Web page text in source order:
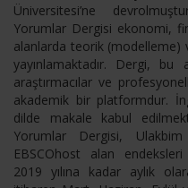
Üniversitesi’ne
Yorumlar Dergisi ekonomi,
alanlarda teorik (modelleme)
yayınlamaktadır. Dergi, bu
araştırmacılar ve
akademik bir platformdur.
dilde makale kabul
Yorumlar Dergisi,
EBSCOhost alan
2019 yılına kadar aylık